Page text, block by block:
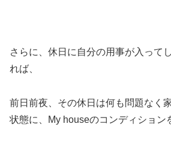
さらに、休日に自分の用事が入って
れば、
前日前夜、その休日は何も問題なく
状態に、My houseのコンディション